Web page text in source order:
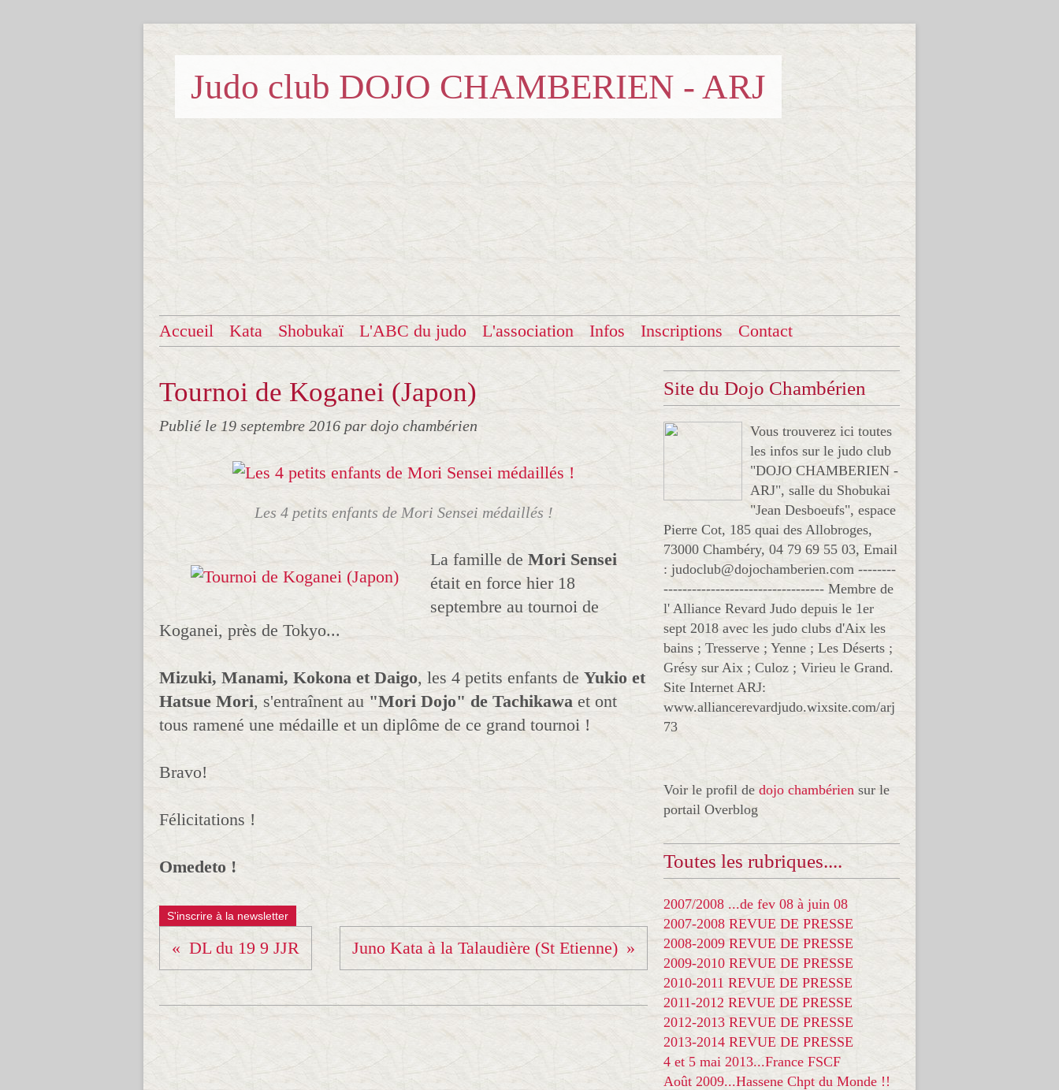
Judo club DOJO CHAMBERIEN - ARJ
Accueil Kata Shobukaï L'ABC du judo L'association Infos Inscriptions Contact
Tournoi de Koganei (Japon)
Publié le 19 septembre 2016 par dojo chambérien
Les 4 petits enfants de Mori Sensei médaillés !
La famille de Mori Sensei
était en force hier 18
septembre au tournoi de
Koganei, près de Tokyo...
Mizuki, Manami, Kokona et Daigo, les 4 petits enfants de Yukio et
Hatsue Mori, s'entraînent au "Mori Dojo" de Tachikawa et ont
tous ramené une médaille et un diplôme de ce grand tournoi !
Bravo!
Félicitations !
Omedeto !
S'inscrire à la newsletter
DL du 19 9 JJR Juno Kata à la Talaudière (St Etienne)
Site du Dojo Chambérien
Vous trouverez ici toutes
les infos sur le judo club
"DOJO CHAMBERIEN -
ARJ", salle du Shobukai
"Jean Desboeufs", espace
Pierre Cot, 185 quai des Allobroges,
73000 Chambéry, 04 79 69 55 03, Email
: judoclub@dojochamberien.com --------
---------------------------------- Membre de
l' Alliance Revard Judo depuis le 1er
sept 2018 avec les judo clubs d'Aix les
bains ; Tresserve ; Yenne ; Les Déserts ;
Grésy sur Aix ; Culoz ; Virieu le Grand.
Site Internet ARJ:
www.alliancerevardjudo.wixsite.com/arj
73
Voir le profil de dojo chambérien sur le
portail Overblog
Toutes les rubriques....
2007/2008 ...de fev 08 à juin 08
2007-2008 REVUE DE PRESSE
2008-2009 REVUE DE PRESSE
2009-2010 REVUE DE PRESSE
2010-2011 REVUE DE PRESSE
2011-2012 REVUE DE PRESSE
2012-2013 REVUE DE PRESSE
2013-2014 REVUE DE PRESSE
4 et 5 mai 2013...France FSCF
Août 2009...Hassene Chpt du Monde !!